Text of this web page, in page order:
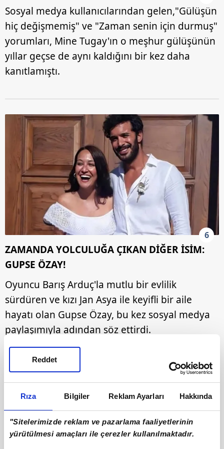
Rıza Bilgiler Reklam Ayarları Hakkında
"Sitelerimizde reklam ve pazarlama faaliyetlerinin
yürütülmesi amaçları ile çerezler kullanılmaktadır.
Reddet
Sosyal medya kullanıcılarından gelen,"Gülüşün
hiç değişmemiş" ve "Zaman senin için durmuş"
yorumları, Mine Tugay'ın o meşhur gülüşünün
yıllar geçse de aynı kaldığını bir kez daha
kanıtlamıştı.
6
ZAMANDA YOLCULUĞA ÇIKAN DİĞER İSİM:
GUPSE ÖZAY!
Oyuncu Barış Arduç'la mutlu bir evlilik
sürdüren ve kızı Jan Asya ile keyifli bir aile
hayatı olan Gupse Özay, bu kez sosyal medya
paylaşımıyla adından söz ettirdi.